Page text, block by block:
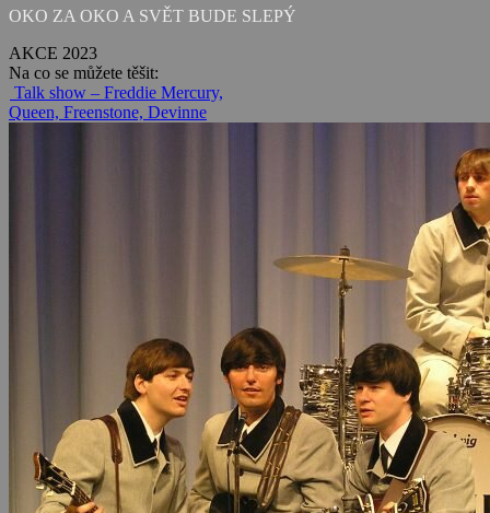
OKO ZA OKO A SVĚT BUDE SLEPÝ
AKCE 2023
Na co se můžete těšit:
Talk show – Freddie Mercury,
Queen, Freenstone, Devinne